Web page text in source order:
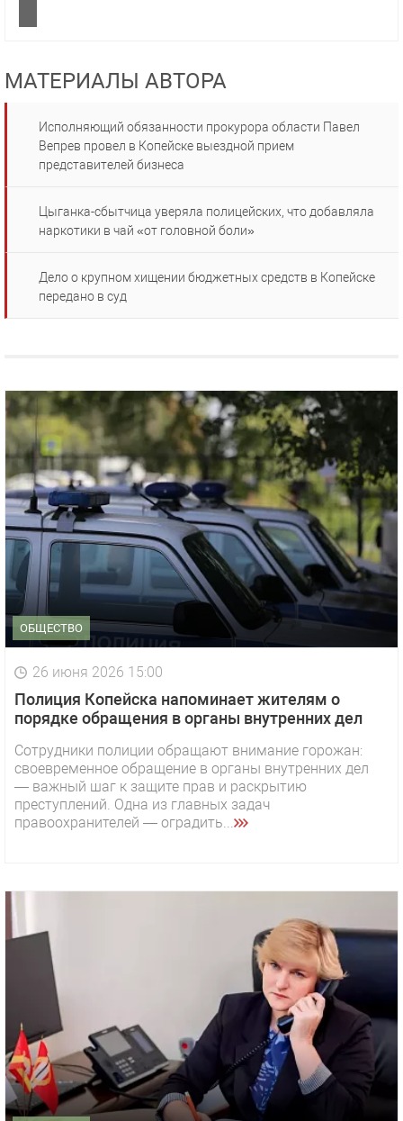
МАТЕРИАЛЫ АВТОРА
Исполняющий обязанности прокурора области Павел
Вепрев провел в Копейске выездной прием
представителей бизнеса
Цыганка-сбытчица уверяла полицейских, что добавляла
наркотики в чай «от головной боли»
Дело о крупном хищении бюджетных средств в Копейске
передано в суд
ОБЩЕСТВО
26 июня 2026 15:00
Полиция Копейска напоминает жителям о
порядке обращения в органы внутренних дел
Сотрудники полиции обращают внимание горожан:
своевременное обращение в органы внутренних дел
— важный шаг к защите прав и раскрытию
преступлений. Одна из главных задач
правоохранителей — оградить...